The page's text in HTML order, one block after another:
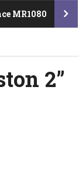
MR1080
2”